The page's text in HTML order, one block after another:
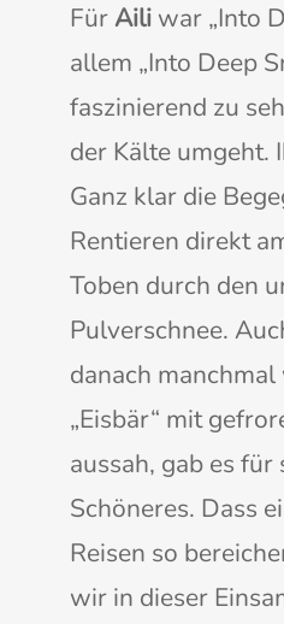
Für Aili war „Into
allem „Into Deep
faszinierend zu
der Kälte umgeht.
Ganz klar die
Rentieren direkt
Toben durch den
Pulverschnee.
danach
„Eisbär“ mit
aussah, gab es für
Schöneres. Dass
Reisen so
wir in dieser